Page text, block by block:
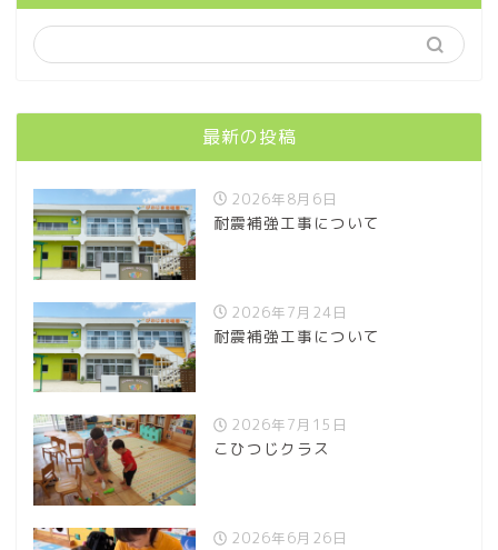
最新の投稿
2026年8月6日
耐震補強工事について
2026年7月24日
耐震補強工事について
2026年7月15日
こひつじクラス
2026年6月26日